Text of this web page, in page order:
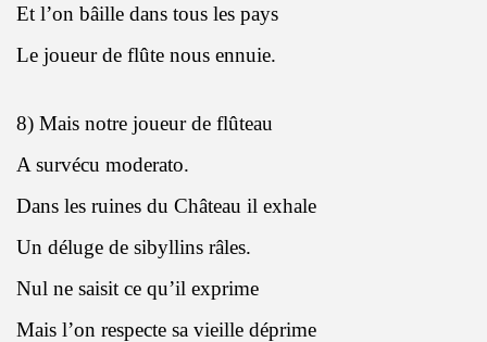
Et l’on bâille dans tous les pays
Le joueur de flûte nous ennuie.
8) Mais notre joueur de flûteau
A survécu moderato.
Dans les ruines du Château il exhale
Un déluge de sibyllins râles.
Nul ne saisit ce qu’il exprime
Mais l’on respecte sa vieille déprime